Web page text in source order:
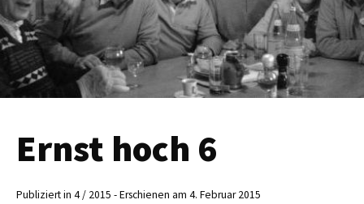
Ernst hoch 6
Publiziert in 4 / 2015 - Erschienen am 4. Februar 2015